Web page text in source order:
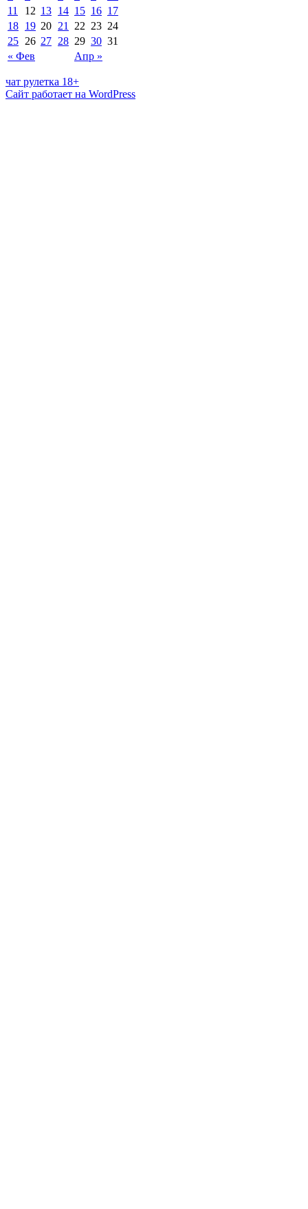
« Фев Апр »
11
12 13 14 15 16 17
18 19 20 21 22 23 24
25 26 27 28 29 30 31
чат рулетка 18+
Сайт работает на WordPress